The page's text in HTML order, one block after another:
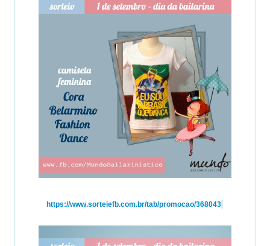
https://www.sorteiefb.com.br/tab/promocao/368043